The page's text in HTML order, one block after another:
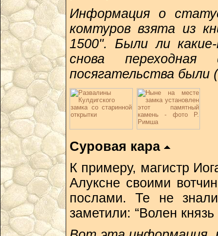
Информация о
комтуров взята из
1500". Были ли
снова
посягательства были
Суровая кара
К примеру, магистр
Алуксне своими
послами. Те не
заметили: “Волен